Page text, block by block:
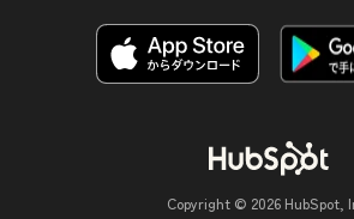
Copyright © 2026 HubSpot,